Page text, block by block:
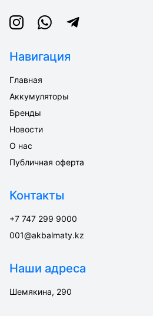
InstagramWhatsappTelegram
Навигация
Главная
Аккумуляторы
Бренды
Новости
О нас
Публичная оферта
Контакты
+7 747 299 9000
001@akbalmaty.kz
Наши адреса
Шемякина, 290